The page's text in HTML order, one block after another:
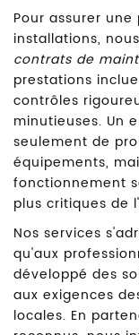
Pour assurer
installations,
contrats de
prestations
contrôles
minutieuses. Un
seulement de
équipements,
fonctionnement
plus critiques de
Nos services
qu'aux
développé des
aux exigences
locales. En